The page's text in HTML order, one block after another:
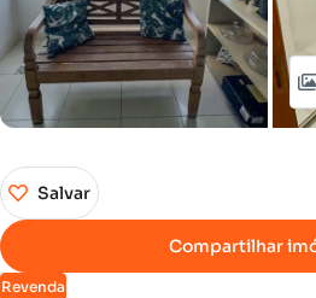
Revenda
Salvar
Compartilhar